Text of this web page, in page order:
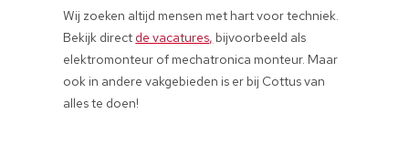
Wij zoeken altijd mensen met hart voor techniek.
Bekijk direct de vacatures, bijvoorbeeld als
elektromonteur of mechatronica monteur. Maar
ook in andere vakgebieden is er bij Cottus van
alles te doen!